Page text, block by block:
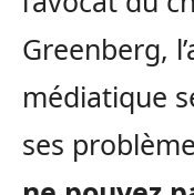
Greenberg,
médiatique
ses